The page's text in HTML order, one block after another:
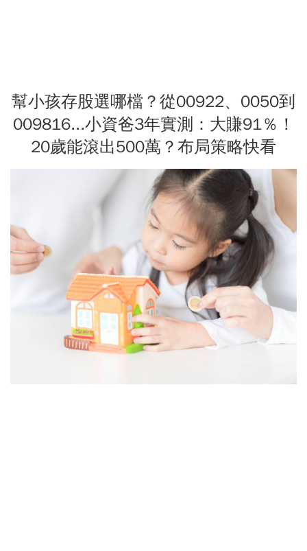
幫小孩存股選哪檔？從00922、0050到
009816...小資爸3年實測：大賺91％！
20歲能滾出500萬？布局策略快看